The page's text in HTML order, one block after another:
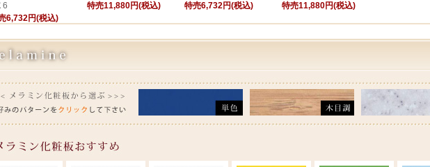
6
6,732円(税込)
特売11,880円(税込)
特売6,732円(税込)
特売11,880円(税込)